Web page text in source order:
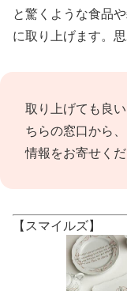
と驚くような食品
に取り上げます。
取り上げても良
ちらの窓口から
情報をお寄せくだ
【スマイルズ】